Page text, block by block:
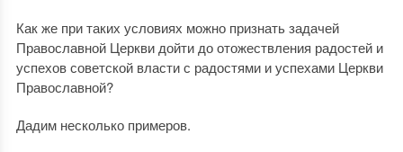
Как же при таких условиях можно признать задачей
Православной Церкви дойти до отожествления радостей и
успехов советской власти с радостями и успехами Церкви
Православной?
Дадим несколько примеров.